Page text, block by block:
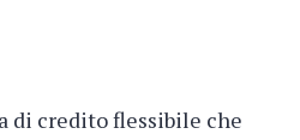
di credito flessibile che